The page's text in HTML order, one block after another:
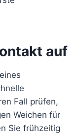
auf
Fall prüfen,
Weichen für
Sie frühzeitig